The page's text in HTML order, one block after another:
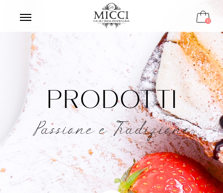
0
PRODOTTI
Passione e Tradizione